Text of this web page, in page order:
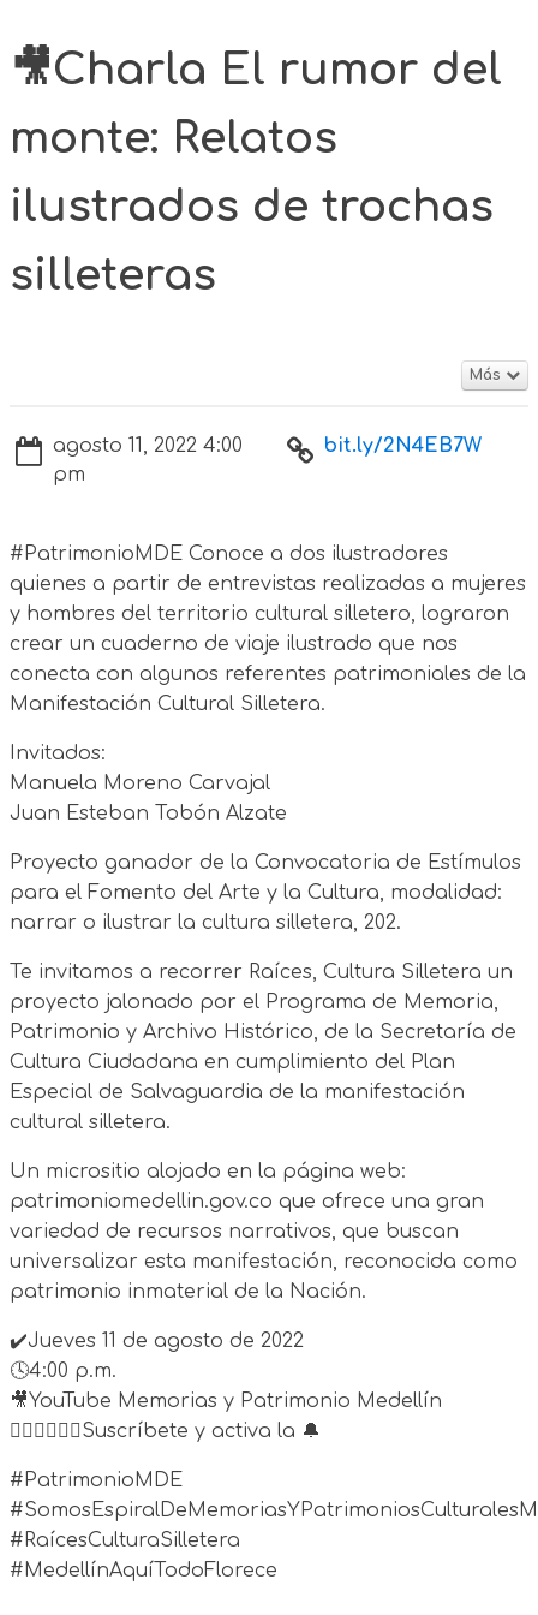
🎥Charla El rumor del
monte: Relatos
ilustrados de trochas
silleteras
Más
agosto 11, 2022 4:00
pm
bit.ly/2N4EB7W
#PatrimonioMDE Conoce a dos ilustradores
quienes a partir de entrevistas realizadas a mujeres
y hombres del territorio cultural silletero, lograron
crear un cuaderno de viaje ilustrado que nos
conecta con algunos referentes patrimoniales de la
Manifestación Cultural Silletera.
Invitados:
Manuela Moreno Carvajal
Juan Esteban Tobón Alzate
Proyecto ganador de la Convocatoria de Estímulos
para el Fomento del Arte y la Cultura, modalidad:
narrar o ilustrar la cultura silletera, 202.
Te invitamos a recorrer Raíces, Cultura Silletera un
proyecto jalonado por el Programa de Memoria,
Patrimonio y Archivo Histórico, de la Secretaría de
Cultura Ciudadana en cumplimiento del Plan
Especial de Salvaguardia de la manifestación
cultural silletera.
Un micrositio alojado en la página web:
patrimoniomedellin.gov.co que ofrece una gran
variedad de recursos narrativos, que buscan
universalizar esta manifestación, reconocida como
patrimonio inmaterial de la Nación.
✔️Jueves 11 de agosto de 2022
🕓4:00 p.m.
🎥YouTube Memorias y Patrimonio Medellín
🙋🏽‍♀️🙋🏿‍♂️Suscríbete y activa la 🔔
#PatrimonioMDE
#RaícesCulturaSilletera
#MedellínAquíTodoFlorece